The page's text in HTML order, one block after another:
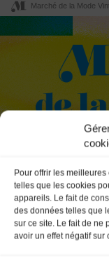
Pour offrir les
telles que les cookies
appareils. Le fait de
des données telles que
sur ce site. Le fait de ne
avoir un effet négatif sur
Marché de la Mode